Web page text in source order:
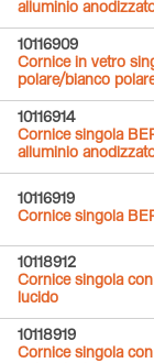
alluminio
10116909
Cornice in vetro
polare/bianco
10116914
Cornice singola
alluminio
10116919
Cornice singola
10118912
Cornice singola
lucido
10118919
Cornice singola